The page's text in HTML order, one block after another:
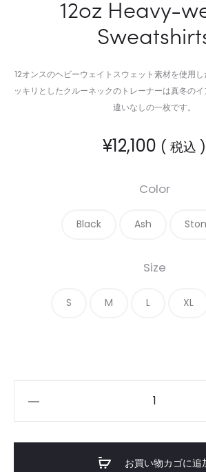
12oz Heavy-
12オンスのヘビーウェイトスウェット素材を使用
ッキリとしたクルーネックのトレーナーは真冬の
違いなしの一枚です。
¥12,100 ( 税込 )
Color
Black Ash
Size
S M L XL
Heavy-
weight
お買い物カゴに追